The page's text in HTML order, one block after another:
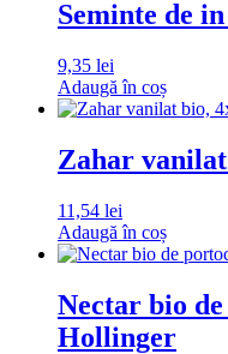
Seminte de
9,35 lei
Adaugă în coș
Zahar
11,54 lei
Adaugă în coș
Nectar bio
Hollinger